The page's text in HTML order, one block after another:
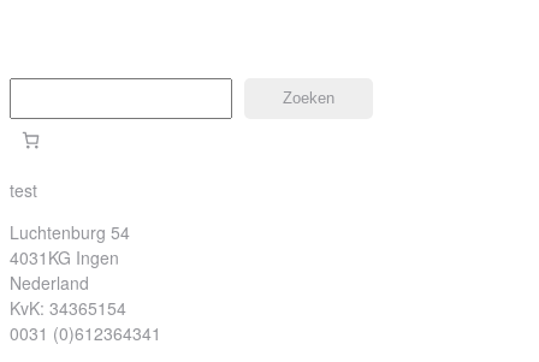
Zoeken
test
Luchtenburg 54
4031KG Ingen
Nederland
KvK: 34365154
0031 (0)612364341